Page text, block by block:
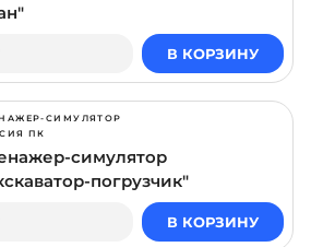
В КОРЗИНУ
СИМУЛЯТОР
ПК
симулятор
погрузчик"
В КОРЗИНУ